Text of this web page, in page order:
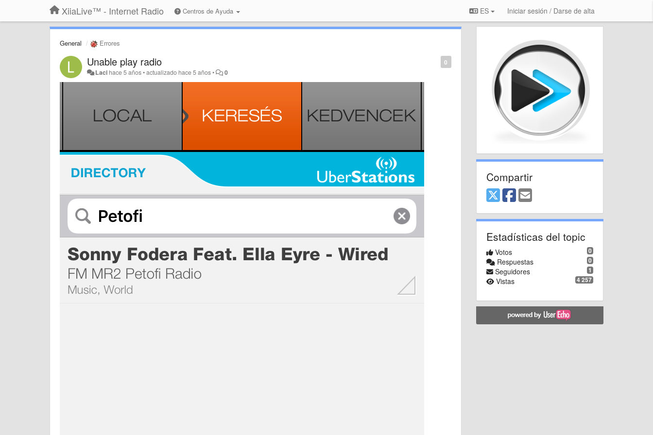
XiiaLive™ - Internet Radio Centros de Ayuda ES Iniciar sesión / Darse de alta
General Errores
0
Unable play radio
Laci hace 5 años•actualizado hace 5 años• 0
Compartir
Estadísticas del topic
0
Votos
0
Respuestas
1
Seguidores
4 257
Vistas